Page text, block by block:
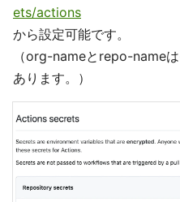
ets/actions
から設定可能です。
（org-nameとrepo-name
あります。）